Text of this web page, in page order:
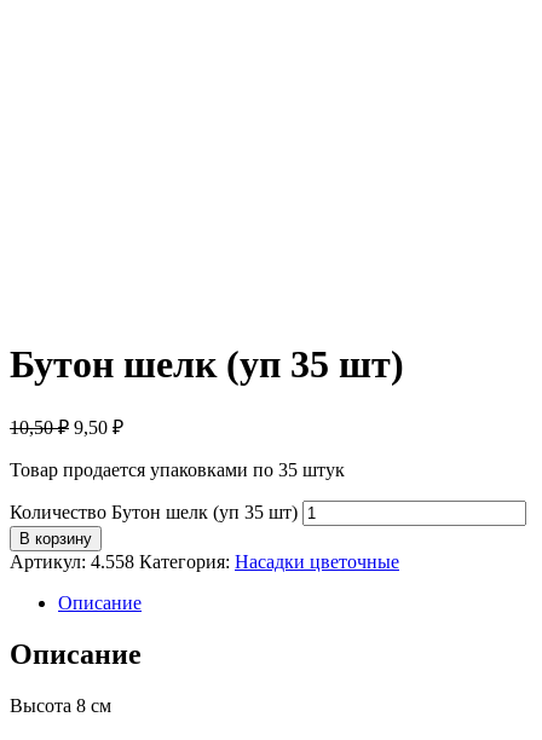
Бутон шелк (уп 35 шт)
10,50 ₽ 9,50 ₽
Товар продается упаковками по 35 штук
Количество Бутон шелк (уп 35 шт)
В корзину
Артикул: 4.558 Категория: Насадки цветочные
Описание
Описание
Высота 8 см